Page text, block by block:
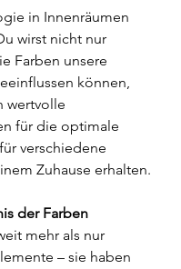
in Innenräumen
wirst nicht nur
Farben unsere
können,
wertvolle
für die optimale
verschiedene
Zuhause erhalten.
der Farben
mehr als nur
– sie haben